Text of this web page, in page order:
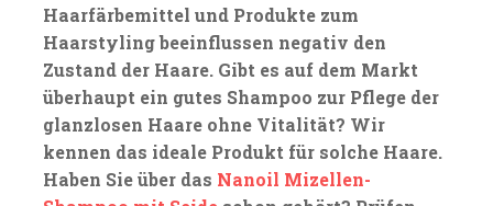
Haarfärbemittel und Produkte zum
Haarstyling beeinflussen negativ den
Zustand der Haare. Gibt es auf dem Markt
überhaupt ein gutes Shampoo zur Pflege der
glanzlosen Haare ohne Vitalität? Wir
kennen das ideale Produkt für solche Haare.
Haben Sie über das Nanoil Mizellen-